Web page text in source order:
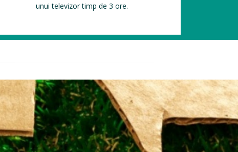
unui televizor timp de 3 ore.